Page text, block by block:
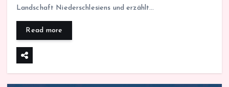
Landschaft Niederschlesiens und erzählt…
Read more